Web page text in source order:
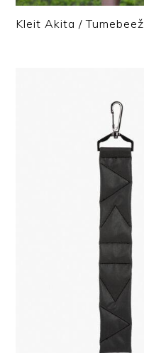
Kleit Akita / Tumebeež